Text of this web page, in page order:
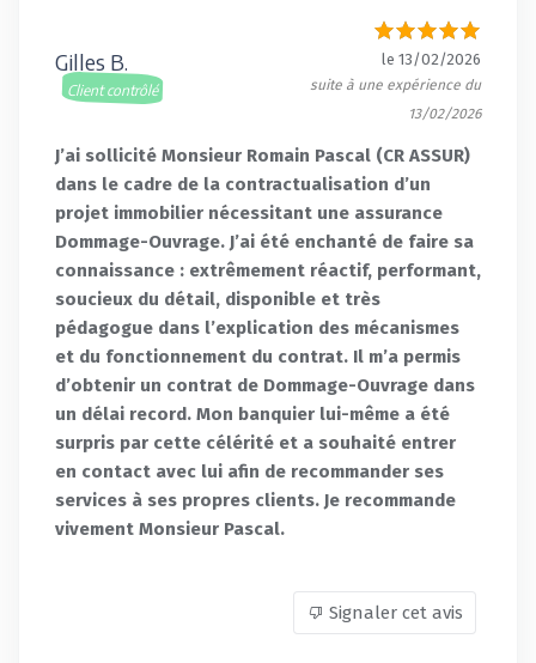
Gilles B.
Client contrôlé
le 13/02/2026
suite à une expérience du
13/02/2026
J’ai sollicité Monsieur Romain Pascal (CR ASSUR)
dans le cadre de la contractualisation d’un
projet immobilier nécessitant une assurance
Dommage-Ouvrage. J’ai été enchanté de faire sa
connaissance : extrêmement réactif, performant,
soucieux du détail, disponible et très
pédagogue dans l’explication des mécanismes
et du fonctionnement du contrat. Il m’a permis
d’obtenir un contrat de Dommage-Ouvrage dans
un délai record. Mon banquier lui-même a été
surpris par cette célérité et a souhaité entrer
en contact avec lui afin de recommander ses
services à ses propres clients. Je recommande
vivement Monsieur Pascal.
Signaler cet avis